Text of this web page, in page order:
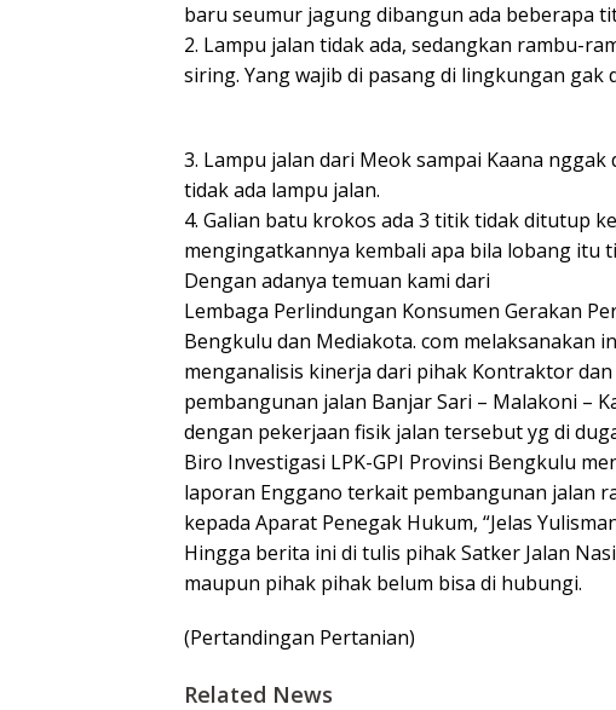
baru seumur jagung dibangun ada beberapa
2. Lampu jalan tidak ada, sedangkan rambu-
siring. Yang wajib di pasang di lingkungan gak
3. Lampu jalan dari Meok sampai Kaana
tidak ada lampu jalan.
4. Galian batu krokos ada 3 titik tidak ditutup
mengingatkannya kembali apa bila lobang itu
Dengan adanya temuan kami dari
Lembaga Perlindungan Konsumen Gerakan
Bengkulu dan Mediakota. com melaksanakan
menganalisis kinerja dari pihak Kontraktor
pembangunan jalan Banjar Sari – Malakoni –
dengan pekerjaan fisik jalan tersebut yg di
Biro Investigasi LPK-GPI Provinsi Bengkulu
laporan Enggano terkait pembangunan jalan
kepada Aparat Penegak Hukum, “Jelas
Hingga berita ini di tulis pihak Satker Jalan
maupun pihak pihak belum bisa di hubungi.
(Pertandingan Pertanian)
Related News